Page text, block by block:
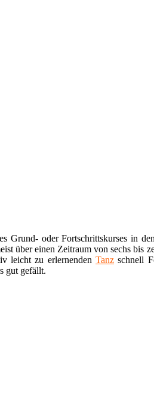
Grund- oder Fortschrittskurses in den
über einen Zeitraum von sechs bis
leicht zu erlernendenTanz schnell
gut gefällt.